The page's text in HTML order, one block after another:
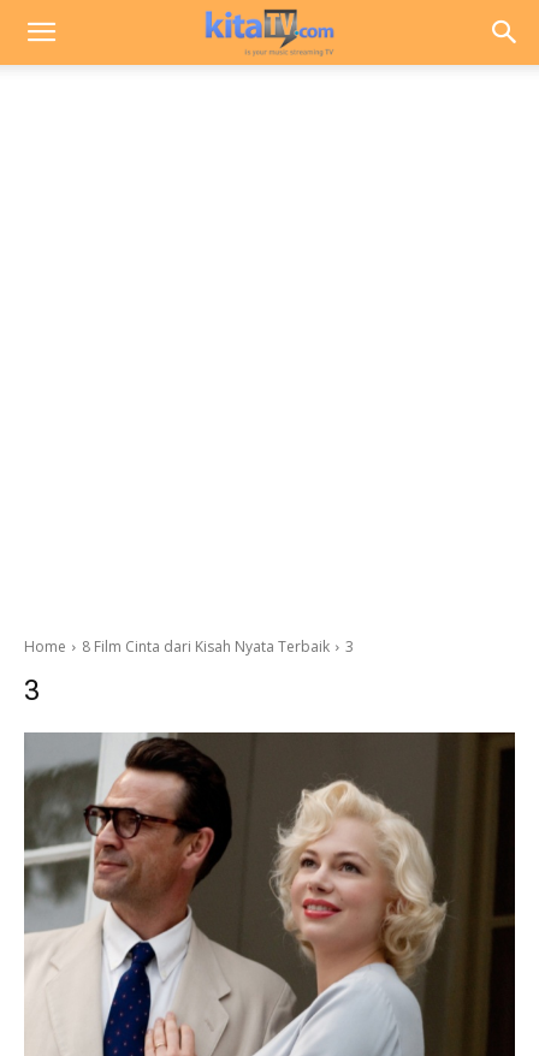
Home 8 Film Cinta dari Kisah Nyata Terbaik 3
3